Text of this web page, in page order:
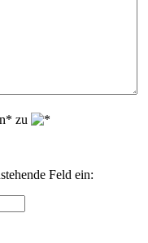
zu
Feld ein: